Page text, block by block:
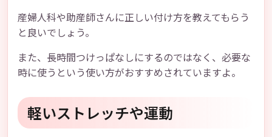
産婦人科や助産師さんに正しい付け方を教えてもらう
と良いでしょう。
また、長時間つけっぱなしにするのではなく、必要な
時に使うという使い方がおすすめされていますよ。
軽いストレッチや運動